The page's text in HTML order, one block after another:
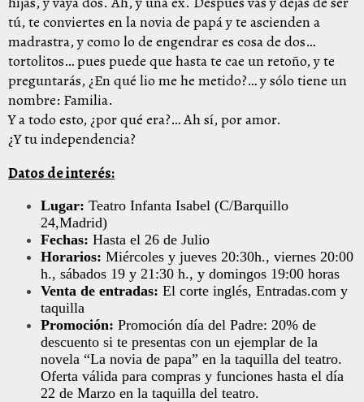
tú, te conviertes en la novia de papá y te ascienden a
madrastra, y como lo de engendrar es cosa de dos…
tortolitos… pues puede que hasta te cae un retoño, y te
preguntarás, ¿En qué lio me he metido?… y sólo tiene un
nombre: Familia.
Y a todo esto, ¿por qué era?… Ah sí, por amor.
¿Y tu independencia?
Datos de interés:
Lugar: Teatro Infanta Isabel (C/Barquillo
24,Madrid)
Fechas: Hasta el 26 de Julio
Horarios: Miércoles y jueves 20:30h., viernes 20:00
h., sábados 19 y 21:30 h., y domingos 19:00 horas
Venta de entradas: El corte inglés, Entradas.com y
taquilla
Promoción: Promoción día del Padre: 20% de
descuento si te presentas con un ejemplar de la
novela “La novia de papa” en la taquilla del teatro.
Oferta válida para compras y funciones hasta el día
22 de Marzo en la taquilla del teatro.